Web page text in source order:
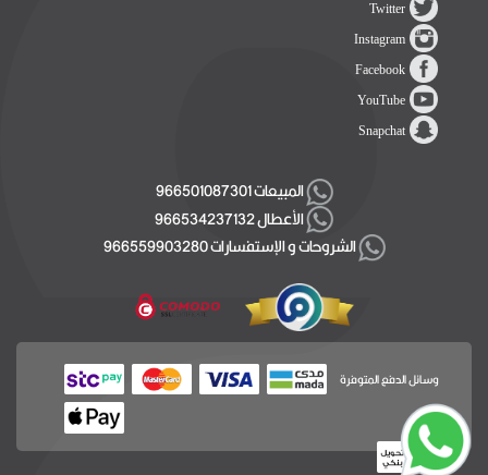
Twitter
Instagram
Facebook
YouTube
Snapchat
المبيعات 966501087301
الأعطال 966534237132
الشروحات و الإستفسارات 966559903280
وسائل الدفع المتوفرة